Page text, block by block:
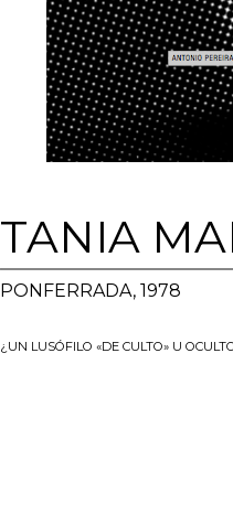
TANIA
PONFERRADA, 1978
¿UN LUSÓFILO «DE CULTO» U